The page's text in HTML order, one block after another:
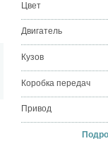
Цвет
Двигатель
Кузов
Коробка передач
Привод